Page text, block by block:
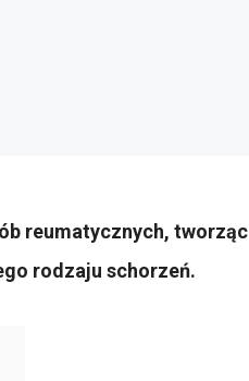
reumatycznych, tworząc
rodzaju schorzeń.